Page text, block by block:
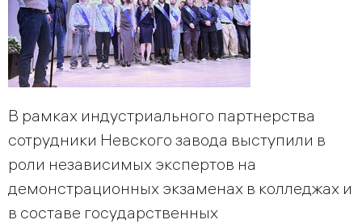
В рамках индустриального партнерства
сотрудники Невского завода выступили в
роли независимых экспертов на
демонстрационных экзаменах в колледжах и
в составе государственных